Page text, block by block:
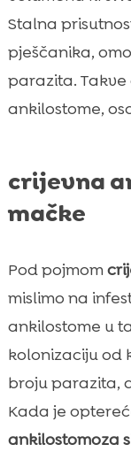
Stalna
pješčanika,
parazita.
ankilostome,
crijevna
mačke
Pod pojmom
mislimo na
ankilostome u
kolonizaciju od
broju parazita,
Kada je
ankilostomoza